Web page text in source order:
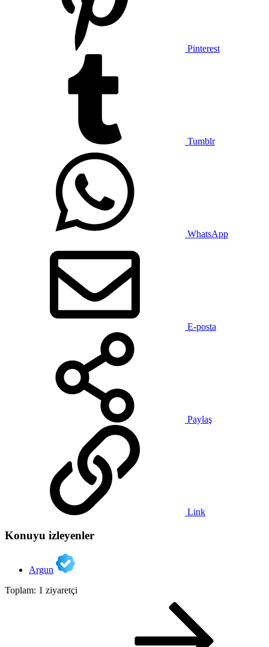
Pinterest
Tumblr
WhatsApp
E-posta
Paylaş
Link
Konuyu izleyenler
Argun
Toplam: 1 ziyaretçi